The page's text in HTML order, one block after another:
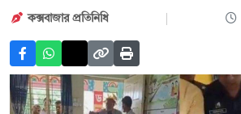
কক্সবাজার প্রতিনিধি